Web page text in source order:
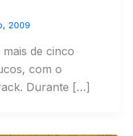
2009
de cinco
com o
Durante […]